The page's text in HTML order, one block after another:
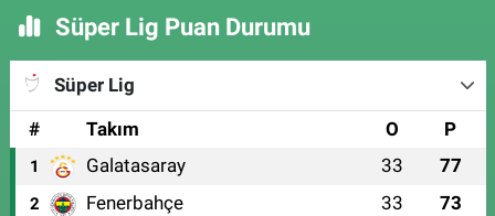
Süper Lig Puan Durumu
Süper Lig
#
Takım O P
1 Galatasaray 33 77
2 Fenerbahçe 33 73